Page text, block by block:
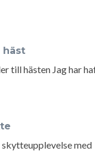
häst
till hästen Jag har
med